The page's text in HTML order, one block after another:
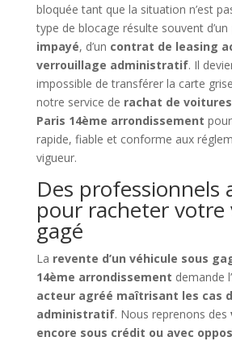
bloquée tant que la situation n’est
type de blocage résulte souvent d’un
impayé, d’un contrat de leasing
verrouillage administratif. Il
impossible de transférer la carte
notre service de rachat de
Paris 14ème arrondissement
rapide, fiable et conforme aux
vigueur.
Des professionnels
pour racheter votre
gagé
La revente d’un véhicule sous
14ème arrondissement demande
acteur agréé maîtrisant les cas
administratif. Nous reprenons des
encore sous crédit ou avec